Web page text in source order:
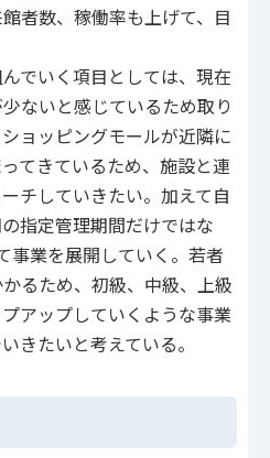
者数、稼働率も上げて、目
でいく項目としては、現在
ないと感じているため取り
ョッピングモールが近隣に
てきているため、施設と連
チしていきたい。加えて自
指定管理期間だけではな
事業を展開していく。若者
るため、初級、中級、上級
アップしていくような事業
きたいと考えている。